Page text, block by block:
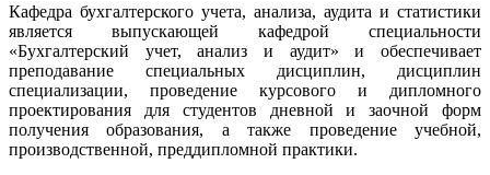
Кафедра бухгалтерского учета, анализа, аудита и статистики
является выпускающей кафедрой специальности
«Бухгалтерский учет, анализ и аудит» и обеспечивает
преподавание специальных дисциплин, дисциплин
специализации, проведение курсового и дипломного
проектирования для студентов дневной и заочной форм
получения образования, а также проведение учебной,
производственной, преддипломной практики.